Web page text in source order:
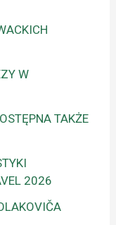
W
TAKŻE
2026